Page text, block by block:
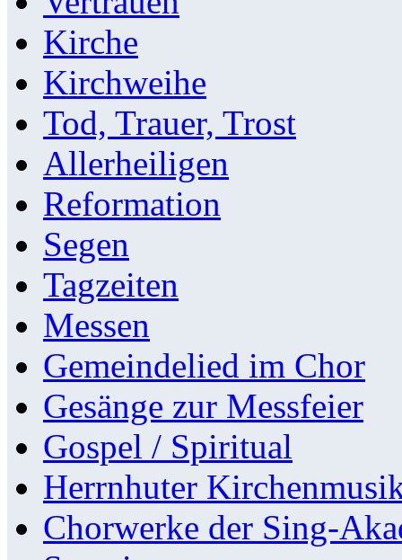
Kirche
Kirchweihe
Tod, Trauer, Trost
Allerheiligen
Reformation
Segen
Tagzeiten
Messen
Gemeindelied im Chor
Gesänge zur Messfeier
Gospel / Spiritual
Herrnhuter
Chorwerke der Sing-